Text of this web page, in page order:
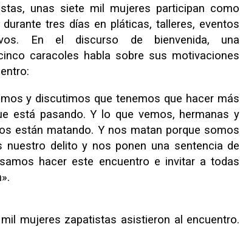
unas siete mil mujeres participan como
tres días en pláticas, talleres, eventos
En el discurso de bienvenida, una
caracoles habla sobre sus motivaciones
y discutimos que tenemos que hacer más
está pasando. Y lo que vemos, hermanas y
están matando. Y nos matan porque somos
nuestro delito y nos ponen una sentencia de
hacer este encuentro e invitar a todas
mujeres zapatistas asistieron al encuentro.